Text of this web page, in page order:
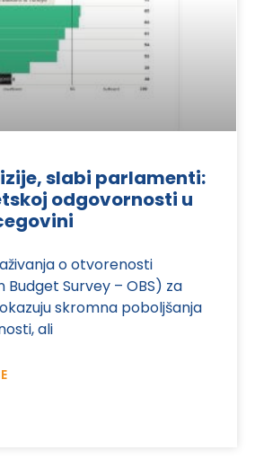
slabi parlamenti:
odgovornosti u
o otvorenosti
Survey – OBS) za
skromna poboljšanja
ali